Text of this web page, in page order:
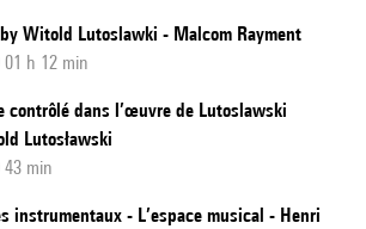
Witold Lutoslawki - Malcom Rayment
h 12 min
contrôlé dans l’œuvre de Lutoslawski
Lutosławski
min
instrumentaux - L’espace musical - Henri